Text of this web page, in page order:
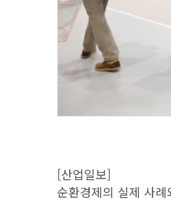
[산업일보]
순환경제의 실제 사